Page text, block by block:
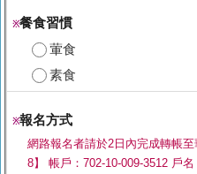
※餐食習慣
葷食
素食
※報名方式
網路報名者請於2日內完成轉帳
8】 帳戶：702-10-009-3512 戶